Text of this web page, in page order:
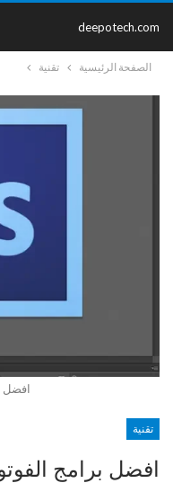
deepotech.com
الصفحة الرئيسية تقنية
افضل
تقنية
افضل برامج